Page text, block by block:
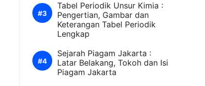
Tabel Periodik Unsur Kimia :
Pengertian, Gambar dan
Keterangan Tabel Periodik
Lengkap
Sejarah Piagam Jakarta :
Latar Belakang, Tokoh dan Isi
Piagam Jakarta